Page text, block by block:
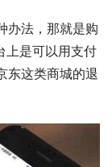
办法，那就是购
上是可以用支付
东这类商城的退